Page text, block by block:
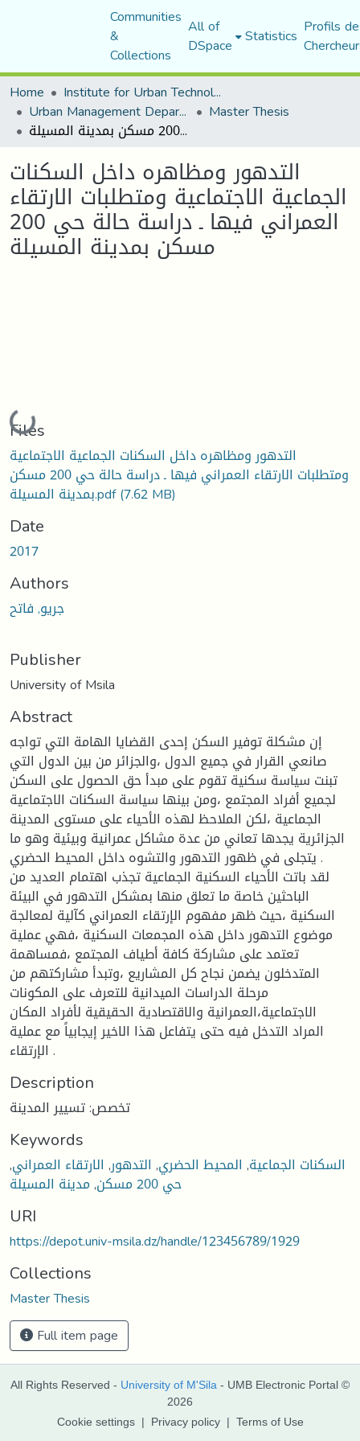
Communities
&
Collections
All of
DSpace Statistics Profils
Home
Institute for Urban Technology Management
Urban Management Department Master Thesis
التدهور ومظاهره داخل السكنات الجماعية الاجتماعية ومتطلبات الارتقاء العمراني فيها ـ دراسة حالة حي 200 مسكن بمدينة المسيلة
التدهور ومظاهره داخل السكنات
الجماعية الاجتماعية ومتطلبات الارتقاء
العمراني فيها ـ دراسة حالة حي 200
مسكن بمدينة المسيلة
Loading...
Files
التدهور ومظاهره داخل السكنات الجماعية الاجتماعية
ومتطلبات الارتقاء العمراني فيها ـ دراسة حالة حي 200 مسكن
بمدينة المسيلة.pdf(7.62 MB)
Date
2017
Authors
جريو, فاتح
Publisher
University of Msila
Abstract
إن مشكلة توفير السكن إحدى القضايا الهامة التي تواجه
صانعي القرار في جميع الدول ،والجزائر من بين الدول التي
تبنت سياسة سكنية تقوم على مبدأ حق الحصول على السكن
لجميع أفراد المجتمع ،ومن بينها سياسة السكنات الاجتماعية
الجماعية ،لكن الملاحظ لهذه الأحياء على مستوى المدينة
الجزائرية يجدها تعاني من عدة مشاكل عمرانية وبيئية وهو ما
يتجلى في ظهور التدهور والتشوه داخل المحيط الحضري .
لقد باتت الأحياء السكنية الجماعية تجذب اهتمام العديد من
الباحثين خاصة ما تعلق منها بمشكل التدهور في البيئة
السكنية ،حيث ظهر مفهوم الإرتقاء العمراني كآلية لمعالجة
موضوع التدهور داخل هذه المجمعات السكنية ،فهي عملية
تعتمد على مشاركة كافة أطياف المجتمع ،فمساهمة
المتدخلون يضمن نجاح كل المشاريع ،وتبدأ مشاركتهم من
مرحلة الدراسات الميدانية للتعرف على المكونات
الاجتماعية،العمرانية والاقتصادية الحقيقية لأفراد المكان
المراد التدخل فيه حتى يتفاعل هذا الاخير إيجابياً مع عملية
الإرتقاء .
Description
تخصص: تسيير المدينة
Keywords
السكنات الجماعية, المحيط الحضري, التدهور, الارتقاء العمراني,
حي 200 مسكن ,مدينة المسيلة
URI
https://depot.univ-msila.dz/handle/123456789/1929
Collections
Master Thesis
Full item page
All Rights Reserved - University of M'Sila - UMB Electronic Portal ©
2026
Cookie settings | Privacy policy | Terms of Use